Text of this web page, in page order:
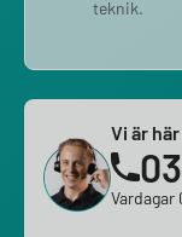
teknik.
Vi är
Vardagar